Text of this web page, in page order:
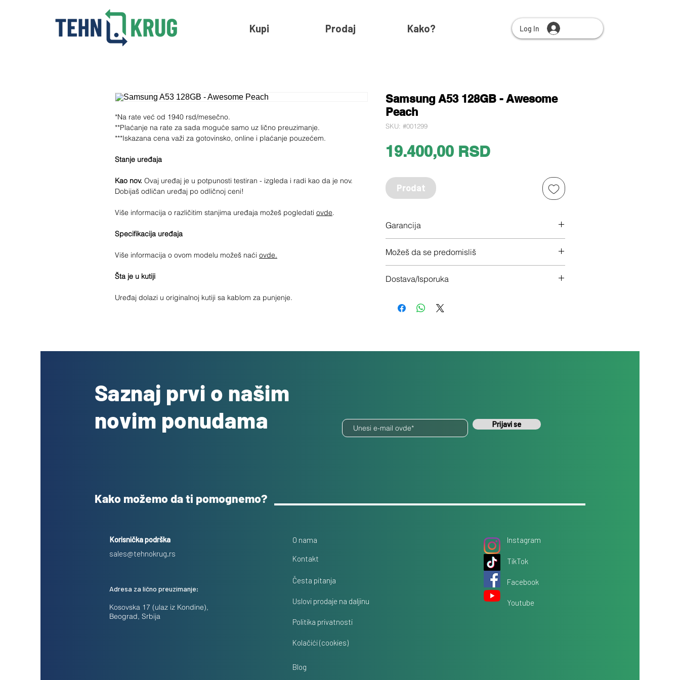
Kupi Prodaj Kako? Log In
*Na rate već od 1940 rsd/mesečno.
**Plaćanje na rate za sada moguće samo uz lično preuzimanje.
***Iskazana cena važi za gotovinsko, online i plaćanje pouzećem.
Stanje uređaja
Kao nov. Ovaj uređaj je u potpunosti testiran - izgleda i radi kao da je nov.
Dobijaš odličan uređaj po odličnoj ceni!
Više informacija o različitim stanjima uređaja možeš pogledati ovde.
Specifikacija uređaja
Više informacija o ovom modelu možeš naći ovde.
Šta je u kutiji
Uređaj dolazi u originalnoj kutiji sa kablom za punjenje.
Samsung A53 128GB - Awesome
Peach
SKU: #001299
19.400,00 RSDPrice
Prodat
Garancija
Možeš da se predomisliš
Dostava/Isporuka
Saznaj prvi o našim
novim ponudama
Prijavi se
Kako možemo da ti pomognemo?
Korisnička podrška
sales@tehnokrug.rs
Adresa za lično preuzimanje:
Kosovska 17 (ulaz iz Kondine),
Beograd, Srbija
O nama
Kontakt
Česta pitanja
Uslovi prodaje na daljinu
Politika privatnosti
Kolačići (cookies)
Instagram
TikTok
Facebook
Youtube
Blog